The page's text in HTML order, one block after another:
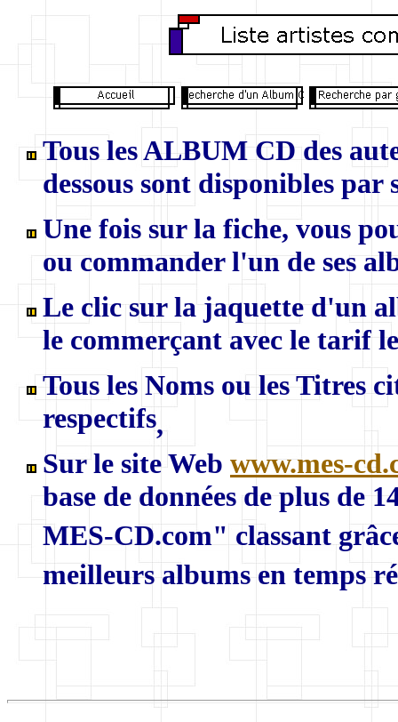
Tous les ALBUM CD des
dessous sont disponibles par
Une fois sur la fiche, vous
ou commander l'un de ses
Le clic sur la jaquette d'un
le commerçant avec le tarif
Tous les Noms ou les Titres
respectifs,
Sur le site Web www.mes-
base de données de plus de
MES-CD.com" classant
meilleurs albums en temps